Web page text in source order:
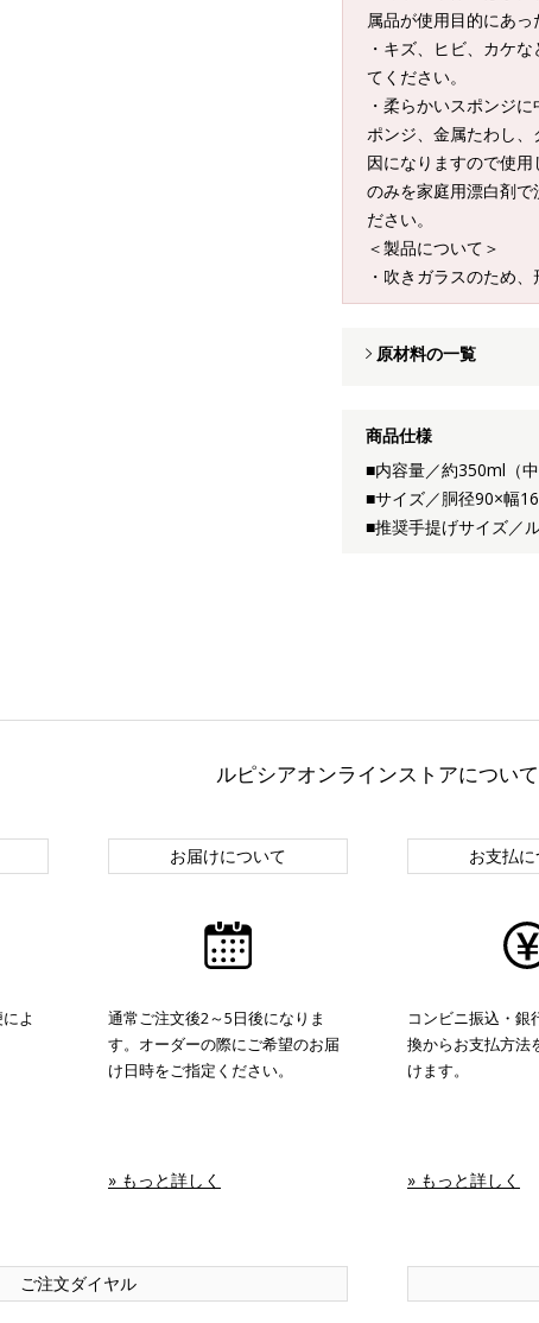
属品が使用目的にあっ
・キズ、ヒビ、カケ
てください。
・柔らかいスポンジ
ポンジ、金属たわし
因になりますので使
のみを家庭用漂白剤で
ださい。
＜製品について＞
・吹きガラスのため
原材料の一覧
商品仕様
■内容量／約350ml（
■サイズ／胴径90×幅
■推奨手提げサイズ／
ルピシアオンラインストアについて
よ
お届けについて
通常ご注文後2～5日後になりま
す。オーダーの際にご希望のお届
け日時をご指定ください。
» もっと詳しく
お支払
コンビニ振込・銀
換からお支払方法
けます。
» もっと詳しく
ご注文ダイヤル